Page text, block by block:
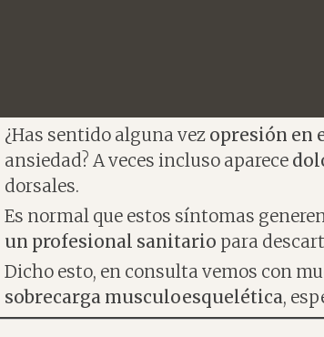
¿Has sentido alguna vez opresión en
ansiedad? A veces incluso aparece
dorsales.
Es normal que estos síntomas
un profesional sanitario para
Dicho esto, en consulta vemos con
sobrecarga musculoesquelética,